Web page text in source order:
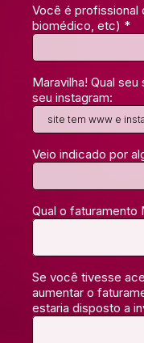
Você é profissional
biomédico, etc) *
Maravilha! Qual
seu instagram:
Veio indicado por
Qual o faturamento
Se você tivesse
aumentar o
estaria disposto a